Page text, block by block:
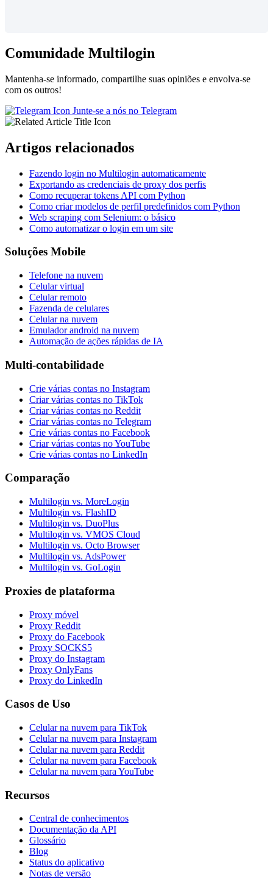
Comunidade Multilogin
Mantenha-se informado, compartilhe suas opiniões e envolva-se
com os outros!
Junte-se a nós no Telegram
Artigos relacionados
Fazendo login no Multilogin automaticamente
Exportando as credenciais de proxy dos perfis
Como recuperar tokens API com Python
Como criar modelos de perfil predefinidos com Python
Web scraping com Selenium: o básico
Como automatizar o login em um site
Soluções Mobile
Telefone na nuvem
Celular virtual
Celular remoto
Fazenda de celulares
Celular na nuvem
Emulador android na nuvem
Automação de ações rápidas de IA
Multi-contabilidade
Crie várias contas no Instagram
Criar várias contas no TikTok
Criar várias contas no Reddit
Criar várias contas no Telegram
Crie várias contas no Facebook
Criar várias contas no YouTube
Crie várias contas no LinkedIn
Comparação
Multilogin vs. MoreLogin
Multilogin vs. FlashID
Multilogin vs. DuoPlus
Multilogin vs. VMOS Cloud
Multilogin vs. Octo Browser
Multilogin vs. AdsPower
Multilogin vs. GoLogin
Proxies de plataforma
Proxy móvel
Proxy Reddit
Proxy do Facebook
Proxy SOCKS5
Proxy do Instagram
Proxy OnlyFans
Proxy do LinkedIn
Casos de Uso
Celular na nuvem para TikTok
Celular na nuvem para Instagram
Celular na nuvem para Reddit
Celular na nuvem para Facebook
Celular na nuvem para YouTube
Recursos
Central de conhecimentos
Documentação da API
Glossário
Blog
Status do aplicativo
Notas de versão